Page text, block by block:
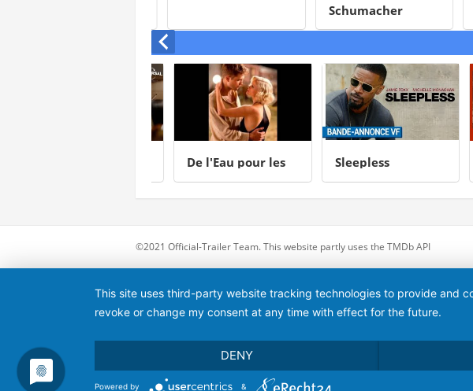
Schumacher
De l'Eau pour les
Éléphants
Sleepless
©2021 Official-Trailer Team. This website partly uses the TMDb API
This site uses third-party website tracking technologies to provide and
revoke or change my consent at any time with effect for the future.
DENY
Powered by &